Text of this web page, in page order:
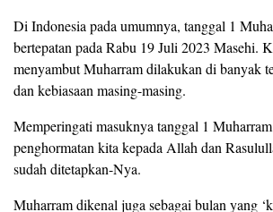
Di Indonesia pada umumnya, tanggal 1
bertepatan pada Rabu 19 Juli 2023 Masehi.
menyambut Muharram dilakukan di banyak
dan kebiasaan masing-masing.
Memperingati masuknya tanggal 1
penghormatan kita kepada Allah dan
sudah ditetapkan-Nya.
Muharram dikenal juga sebagai bulan yang